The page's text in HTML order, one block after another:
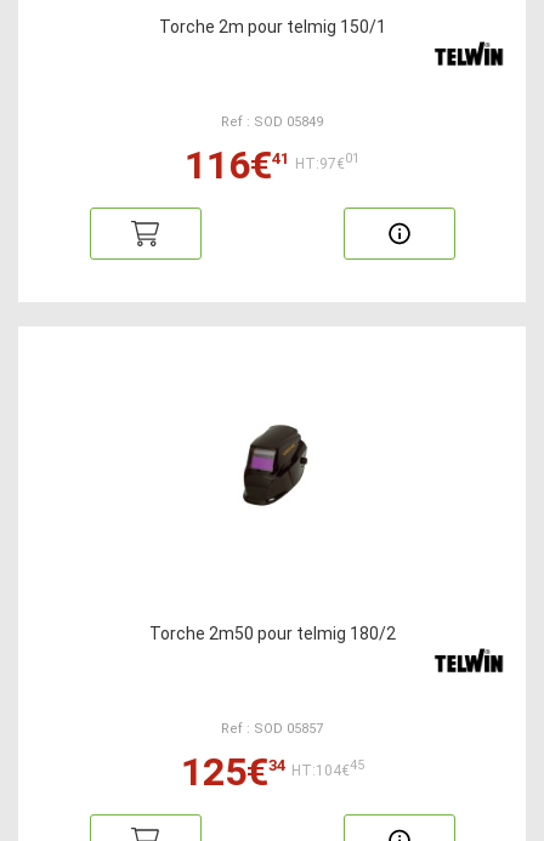
Torche 2m pour telmig 150/1
Ref : SOD 05849
116€41 HT:97€01
Torche 2m50 pour telmig 180/2
Ref : SOD 05857
125€34 HT:104€45